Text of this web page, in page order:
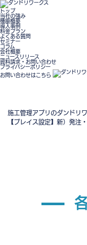
トップ
当社の強み
機能概要
導入事例
料金プラン
よくある質問
セミナー
コラム
会社概要
ニュースリリース
資料請求・お問い合わせ
プライバシーポリシー
お問い合わせはこちら
施工管理アプリのダンドリ
【プレイス設定】新）発注